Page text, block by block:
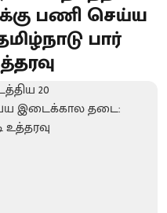
பணி செய்ய
பார்